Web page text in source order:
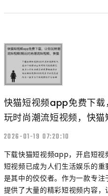
快猫短视频app免费下
玩时尚潮流短视频，快
2026-01-19 07:20:10
下载快猫短视频app，开启短视
短视频已成为人们生活娱乐的
是其中的佼佼者。作为一款专
提供了大量的精彩短视频内容